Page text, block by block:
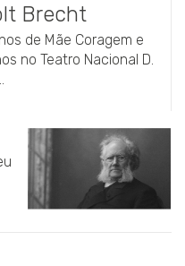
Brecht
de Mãe Coragem e
no Teatro Nacional D.